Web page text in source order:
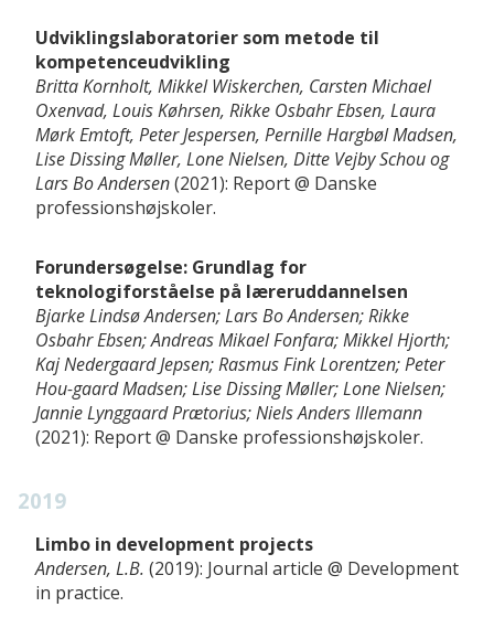
Udviklingslaboratorier som metode til
kompetenceudvikling
Britta Kornholt, Mikkel Wiskerchen, Carsten Michael
Oxenvad, Louis Køhrsen, Rikke Osbahr Ebsen, Laura
Mørk Emtoft, Peter Jespersen, Pernille Hargbøl Madsen,
Lise Dissing Møller, Lone Nielsen, Ditte Vejby Schou og
Lars Bo Andersen 2021 Report
Danske
professionshøjskoler
Forundersøgelse: Grundlag for
teknologiforståelse på læreruddannelsen
Bjarke Lindsø Andersen; Lars Bo Andersen; Rikke
Osbahr Ebsen; Andreas Mikael Fonfara; Mikkel Hjorth;
Kaj Nedergaard Jepsen; Rasmus Fink Lorentzen; Peter
Hou-gaard Madsen; Lise Dissing Møller; Lone Nielsen;
Jannie Lynggaard Prætorius; Niels Anders Illemann
2021
Report Danske professionshøjskoler
2019
Limbo in development projects
Andersen, L.B. 2019 Journal article
Development
in practice